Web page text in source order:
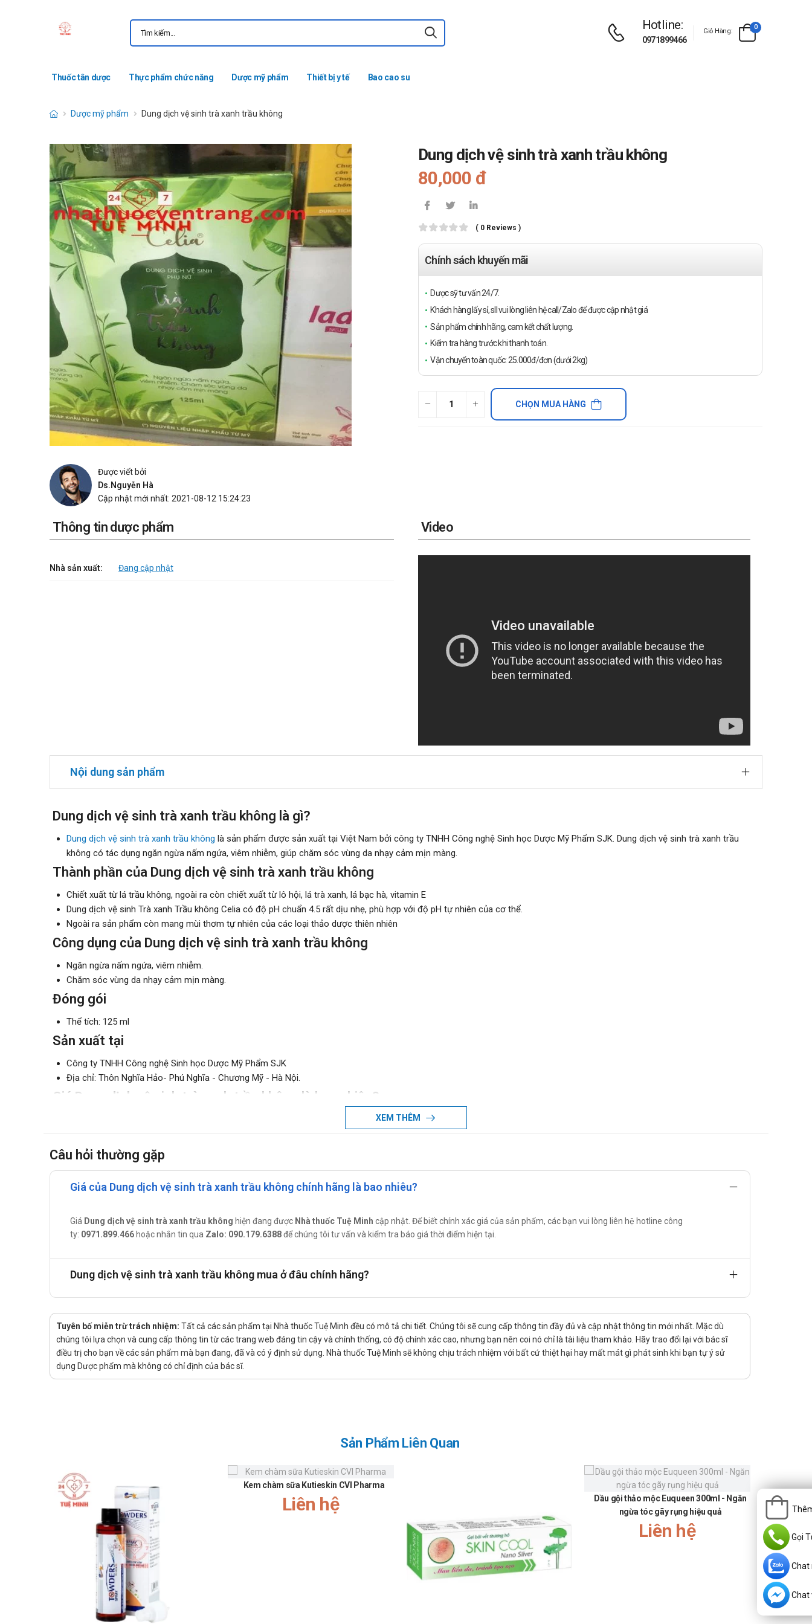
Hotline:
0971899466
Giỏ Hàng:
0
Thuốc tân dược Thực phẩm chức năng Dược mỹ phẩm Thiết bị y tế Bao cao su
Dược mỹ phẩm Dung dịch vệ sinh trà xanh trầu không
Dung dịch vệ sinh trà xanh trầu không
80,000 đ
( 0 Reviews )
Chính sách khuyến mãi
Dược sỹ tư vấn 24/7.
Khách hàng lấy sỉ, sll vui lòng liên hệ call/Zalo để được cập nhật giá
Sản phẩm chính hãng, cam kết chất lượng.
Kiểm tra hàng trước khi thanh toán.
Vận chuyển toàn quốc: 25.000đ/đơn (dưới 2kg)
CHỌN MUA HÀNG
Được viết bởi
Ds.Nguyễn Hà
Cập nhật mới nhất: 2021-08-12 15:24:23
Thông tin dược phẩm
Nhà sản xuất: Đang cập nhật
Video
Nội dung sản phẩm
Dung dịch vệ sinh trà xanh trầu không là gì?
Dung dịch vệ sinh trà xanh trầu không là sản phẩm được sản xuất tại Việt Nam bởi công ty TNHH Công nghệ Sinh học Dược Mỹ Phẩm SJK. Dung dịch vệ sinh trà xanh trầu
không có tác dụng ngăn ngừa nấm ngứa, viêm nhiễm, giúp chăm sóc vùng da nhạy cảm mịn màng.
Thành phần của Dung dịch vệ sinh trà xanh trầu không
Chiết xuất từ lá trầu không, ngoài ra còn chiết xuất từ lô hội, lá trà xanh, lá bạc hà, vitamin E
Dung dịch vệ sinh Trà xanh Trầu không Celia có độ pH chuẩn 4.5 rất dịu nhẹ, phù hợp với độ pH tự nhiên của cơ thể.
Ngoài ra sản phẩm còn mang mùi thơm tự nhiên của các loại thảo dược thiên nhiên
Công dụng của Dung dịch vệ sinh trà xanh trầu không
Ngăn ngừa nấm ngứa, viêm nhiễm.
Chăm sóc vùng da nhạy cảm mịn màng.
Đóng gói
Thể tích: 125 ml
Sản xuất tại
Công ty TNHH Công nghệ Sinh học Dược Mỹ Phẩm SJK
Địa chỉ: Thôn Nghĩa Hảo- Phú Nghĩa - Chương Mỹ - Hà Nội.
Giá Dung dịch vệ sinh trà xanh trầu không là bao nhiêu?
Nhà thuốc Tuệ Minhcập nhật. Để biết chính xác giá Dung dịch vệ sinh trà xanh trầu không các bạn vui lòng
Mua Dung dịch vệ sinh trà xanh trầu không ở đâu?
Mua hàng trực tiếp tại cửa hàng
Hoặc gọi ngay số hotline:Call/Zalo: 0889.969.368để được các dược sĩ tư vấn miễn phí.
XEM THÊM
Câu hỏi thường gặp
Giá của Dung dịch vệ sinh trà xanh trầu không chính hãng là bao nhiêu?
Giá Dung dịch vệ sinh trà xanh trầu không hiện đang được Nhà thuốc Tuệ Minh cập nhật. Để biết chính xác giá của sản phẩm, các bạn vui lòng liên hệ hotline công
ty: 0971.899.466 hoặc nhắn tin qua Zalo: 090.179.6388để chúng tôi tư vấn và kiểm tra báo giá thời điểm hiện tại.
Dung dịch vệ sinh trà xanh trầu không mua ở đâu chính hãng?
Tuyên bố miễn trừ trách nhiệm: Tất cả các sản phẩm tại Nhà thuốc Tuệ Minh đều có mô tả chi tiết. Chúng tôi sẽ cung cấp thông tin đầy đủ và cập nhật thông tin mới nhất. Mặc dù
chúng tôi lựa chọn và cung cấp thông tin từ các trang web đáng tin cậy và chính thống, có độ chính xác cao, nhưng bạn nên coi nó chỉ là tài liệu tham khảo. Hãy trao đổi lại với bác sĩ
điều trị cho bạn về các sản phẩm mà bạn đang, đã và có ý định sử dụng. Nhà thuốc Tuệ Minh sẽ không chịu trách nhiệm với bất cứ thiệt hại hay mất mát gì phát sinh khi bạn tự ý sử
dụng Dược phẩm mà không có chỉ định của bác sĩ.
Sản Phẩm Liên Quan
Kem chàm sữa Kutieskin CVI Pharma
Liên hệ
Dầu gội thảo mộc Euqueen 300ml - Ngăn
ngừa tóc gãy rụng hiệu quả
Liên hệ Gọi
Chat
Chat